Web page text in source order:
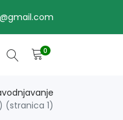
0
(stranica 1)